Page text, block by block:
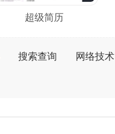
超级简历
搜索查询 网络技术